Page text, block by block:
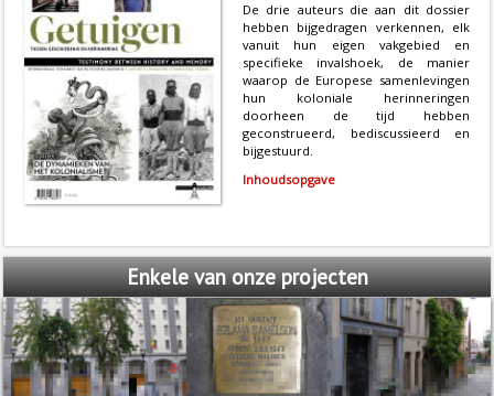
De drie auteurs die aan dit dossier
hebben bijgedragen verkennen, elk
vanuit hun eigen vakgebied en
specifieke invalshoek, de manier
waarop de Europese samenlevingen
hun koloniale herinneringen
doorheen de tijd hebben
geconstrueerd, bediscussieerd en
bijgestuurd.
Inhoudsopgave
Enkelevan onze projecten